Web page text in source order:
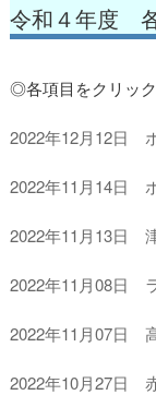
令和４年度
◎各項目をクリック
2022年12月12日
2022年11月14日
2022年11月13日
2022年11月08日
2022年11月07日
2022年10月27日